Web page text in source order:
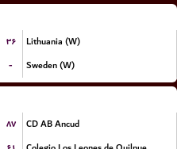
۳۶
Lithuania (W)
- Sweden (W)
۸۷
CD AB Ancud